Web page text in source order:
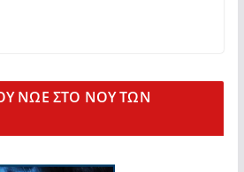
ΝΩΕ ΣΤΟ ΝΟΥ ΤΩΝ